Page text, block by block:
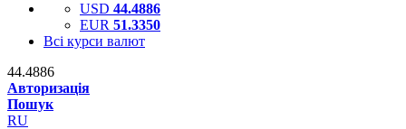
USD 44.4886
EUR 51.3350
Всі курси валют
44.4886
Авторизація
Пошук
RU